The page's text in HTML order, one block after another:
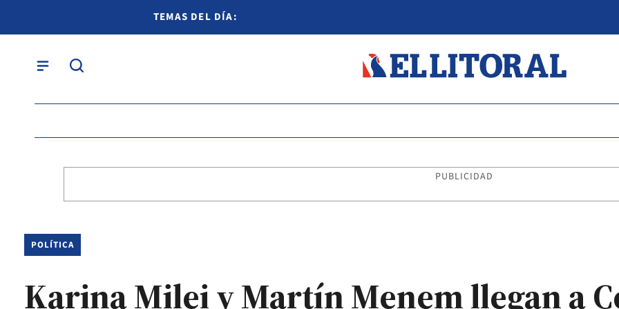
TEMAS DEL DÍA:
PUBLICIDAD
POLÍTICA
Karina Milei y Martín Menem llegan a